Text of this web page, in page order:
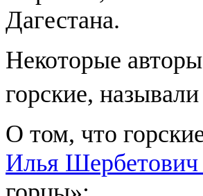
Дагестана.
Некоторые
горские,
О том, что
Илья